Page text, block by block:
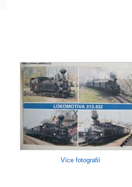
Více fotografií